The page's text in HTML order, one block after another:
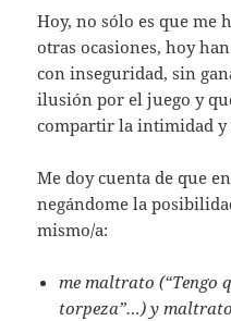
Hoy, no sólo es que me
otras ocasiones, hoy
con inseguridad, sin
ilusión por el juego y
compartir la intimidad y
Me doy cuenta de que
negándome la
mismo/a:
me maltrato (“Tengo
torpeza”…) y